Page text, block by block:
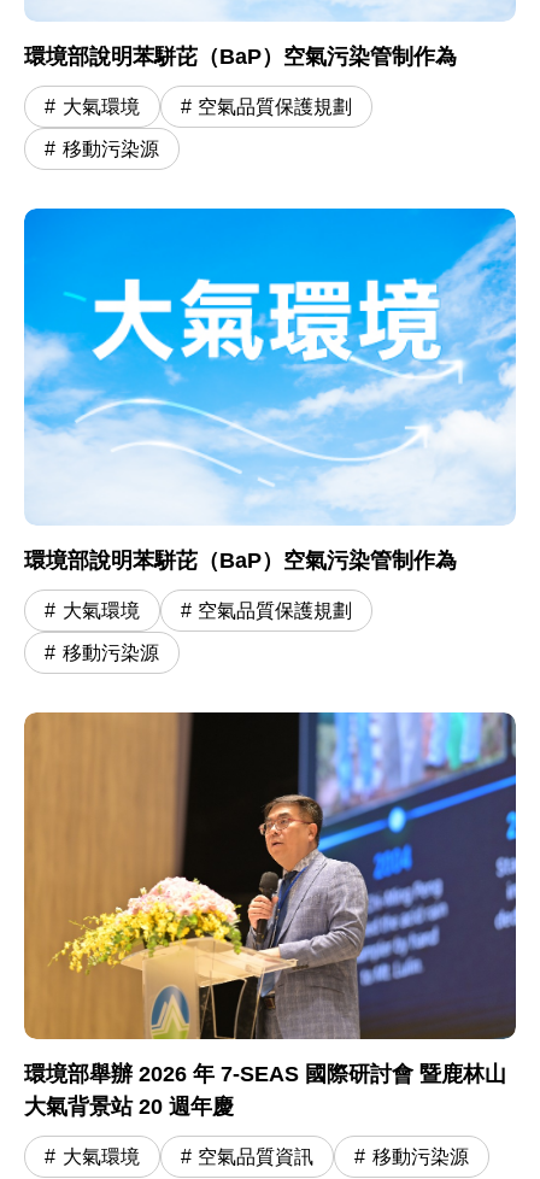
環境部說明苯駢芘（BaP）空氣污染管制作為
大氣環境 空氣品質保護規劃
移動污染源
環境部說明苯駢芘（BaP）空氣污染管制作為
大氣環境 空氣品質保護規劃
移動污染源
環境部舉辦 2026 年 7-SEAS 國際研討會 暨鹿林山
大氣背景站 20 週年慶
大氣環境 空氣品質資訊 移動污染源